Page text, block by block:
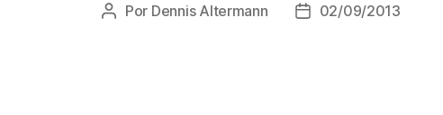
Autor
Por Dennis Altermann
Data02/09/2013